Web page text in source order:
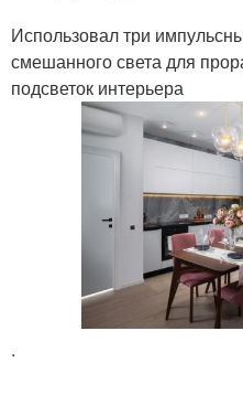
Использовал три
смешанного света для
подсветок интерьера
.